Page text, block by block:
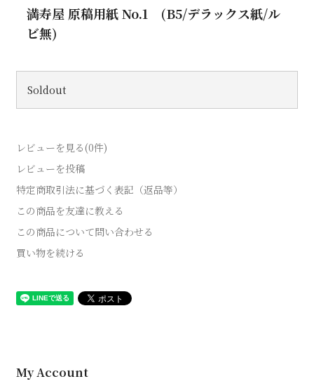
満寿屋 原稿用紙 No.1 (B5/デラックス紙/ル
ビ無)
Soldout
レビューを見る(0件)
レビューを投稿
特定商取引法に基づく表記（返品等）
この商品を友達に教える
この商品について問い合わせる
買い物を続ける
My Account